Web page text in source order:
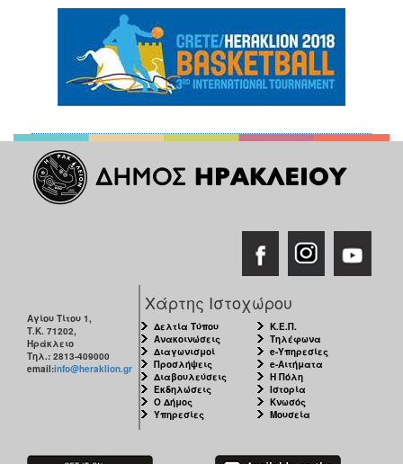
Αγίου Τίτου 1,
Τ.Κ. 71202,
Ηράκλειο
Τηλ.: 2813-409000
email:info@heraklion.gr
Χάρτης Ιστοχώρου
Δελτία Τύπου
Ανακοινώσεις
Διαγωνισμοί
Προσλήψεις
Διαβουλεύσεις
Εκδηλώσεις
Ο Δήμος
Υπηρεσίες
Κ.Ε.Π.
Τηλέφωνα
e-Υπηρεσίες
e-Αιτήματα
Η Πόλη
Ιστορία
Κνωσός
Μουσεία